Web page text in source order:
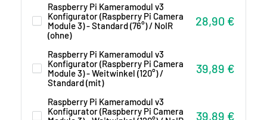
Raspberry Pi Kameramodul v3
Konfigurator (Raspberry Pi Camera
Module 3) - Standard (76°) / NoIR
(ohne)
Sonderpreis
28,90 €
Raspberry Pi Kameramodul v3
Konfigurator (Raspberry Pi Camera
Module 3) - Weitwinkel (120°) /
Standard (mit)
Sonderpreis
39,89 €
Raspberry Pi Kameramodul v3
Konfigurator (Raspberry Pi Camera
Sonderpreis
39,89 €